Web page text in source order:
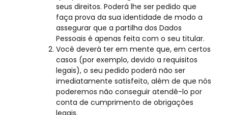
seus direitos. Poderá lhe ser pedido que
faça prova da sua identidade de modo a
assegurar que a partilha dos Dados
Pessoais é apenas feita com o seu titular.
Você deverá ter em mente que, em certos
casos (por exemplo, devido a requisitos
legais), o seu pedido poderá não ser
imediatamente satisfeito, além de que nós
poderemos não conseguir atendê-lo por
conta de cumprimento de obrigações
legais.